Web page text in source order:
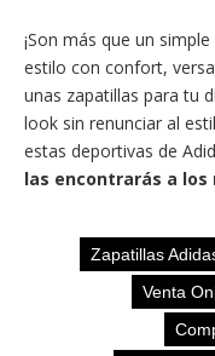
¡Son más que un
estilo con confort,
unas zapatillas para tu
look sin renunciar al
estas deportivas de
las encontrarás a los
Zapatillas
Venta